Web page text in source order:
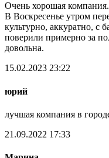
Очень хорошая
В Воскресенье утром
культурно, аккуратно, с
поверили примерно за
довольна.
15.02.2023 23:22
юрий
лучшая компания в
21.09.2022 17:33